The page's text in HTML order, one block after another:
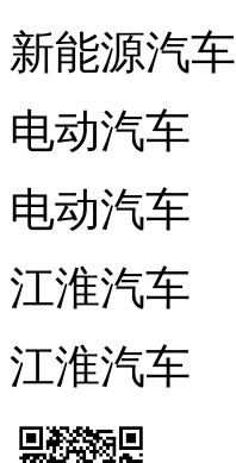
新能源汽车
电动汽车
电动汽车
江淮汽车
江淮汽车